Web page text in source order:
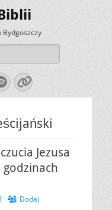
Bydgoszczy
Link
Jezusa
Dodaj